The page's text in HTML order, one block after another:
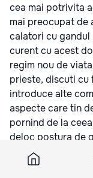
cea mai potrivita
mai preocupat de
calatori cu gandul
curent cu acest
regim nou de
prieste, discuti cu
introduce alte
aspecte care tin
pornind de la
deloc postura de
barbat, vei avea
gastronomie,